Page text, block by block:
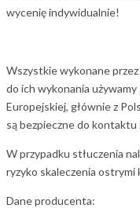
wycenię indywidualnie!
Wszystkie wykonane
do ich wykonania
Europejskiej, głównie z
są bezpieczne do kontaktu
W przypadku stłuczenia
ryzyko skaleczenia ostrymi
Dane producenta: